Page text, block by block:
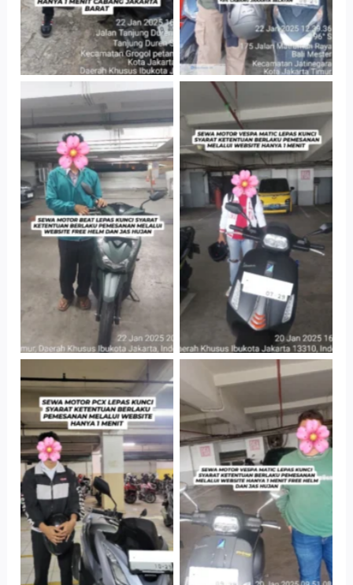
Cityplaza
Jatinegara Gedung
Parkir P6A
Cityplaza
Jatinegara Gedung
Parkir P6A
Hotel Kartika
Chandra, Jakarta
Selatan
Cityplaza
Jatinegara Gedung
Parkir P6A